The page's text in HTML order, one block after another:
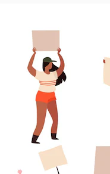
para você direcionar
Mais de 1 milhão de
criativos, empresas,